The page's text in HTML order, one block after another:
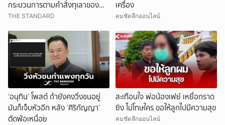
กระบวนการตามคำสั่งทุเลาของ
ศาล
THE STANDARD
เครื่อง
คมชัดลึกออนไลน์
‘อนุทิน’ โพสต์ ถ้ายังคงวิ่งชนอยู่
มันก็เจ็บหัวอีก หลัง ‘ศิริกัญญา’
ตัดพ้อเหนื่อย
สะเทือนใจ พ่อน้องเฟย์ เหยื่อกราด
ยิง ไม่โทษใคร ขอให้ลูกไปมีความสุข
คมชัดลึกออนไลน์